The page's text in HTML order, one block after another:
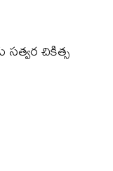
సత్వర చికిత్స